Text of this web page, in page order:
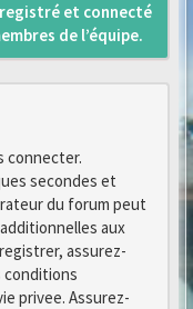
et connecté
de l’équipe.
connecter.
secondes et
du forum peut
aux
assurez-
conditions
privee. Assurez-